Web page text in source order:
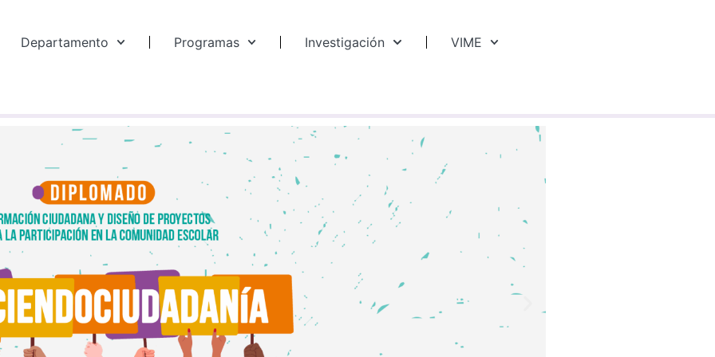
Departamento Programas Investigación VIME